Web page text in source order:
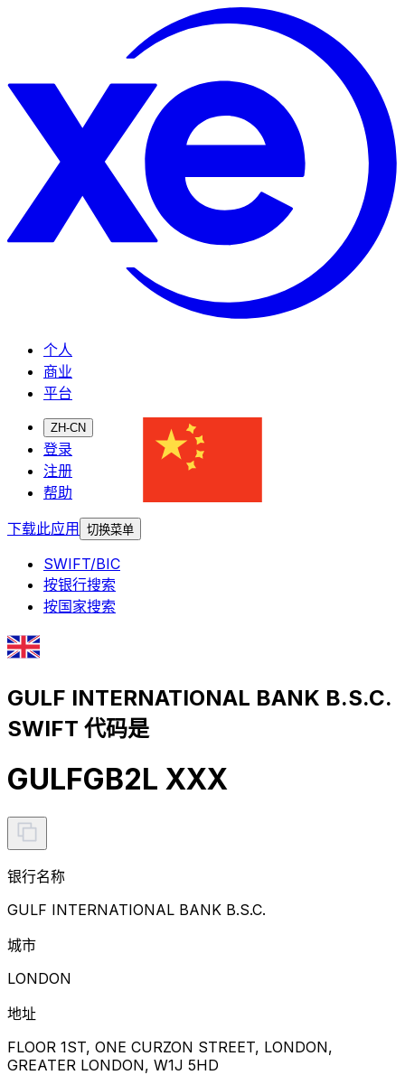
个人
商业
平台
ZH-CN
登录
注册
帮助
下载此应用
切换菜单
SWIFT/BIC
按银行搜索
按国家搜索
GULF INTERNATIONAL BANK B.S.C.
SWIFT 代码是
GULFGB2L XXX
银行名称
GULF INTERNATIONAL BANK B.S.C.
城市
LONDON
地址
FLOOR 1ST, ONE CURZON STREET, LONDON,
GREATER LONDON, W1J 5HD